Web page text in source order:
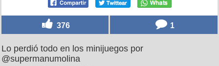
376 1
Lo perdió todo en los minijuegos por
@supermanumolina